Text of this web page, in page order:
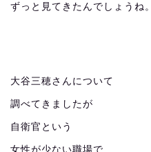
ずっと見てきたんでしょうね。
大谷三穂さんについて
調べてきましたが
自衛官という
女性が少ない職場で